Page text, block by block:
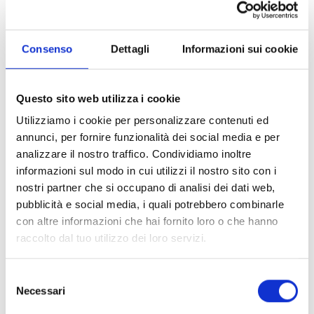
Consenso Dettagli Informazioni sui cookie
Questo sito web utilizza i cookie
Utilizziamo i cookie per personalizzare contenuti ed
annunci, per fornire funzionalità dei social media e per
analizzare il nostro traffico. Condividiamo inoltre
informazioni sul modo in cui utilizzi il nostro sito con i
nostri partner che si occupano di analisi dei dati web,
pubblicità e social media, i quali potrebbero combinarle
con altre informazioni che hai fornito loro o che hanno
raccolto dal tuo utilizzo dei loro servizi.
delNecessari